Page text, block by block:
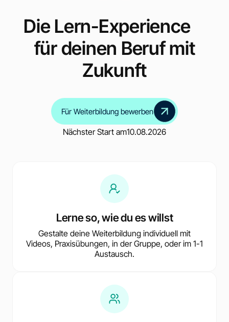
Die Lern-Experience
für deinen Beruf mit
Zukunft
Für Weiterbildung bewerben
Nächster Start am10.08.2026
Lerne so, wie du es willst
Gestalte deine Weiterbildung individuell mit
Videos, Praxisübungen, in der Gruppe, oder im 1-1
Austausch.